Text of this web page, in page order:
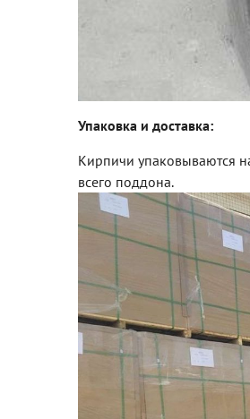
Упаковка и доставка:
Кирпичи упаковываются
всего поддона.